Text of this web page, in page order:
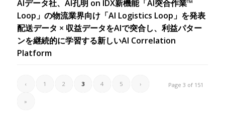
AIデータ社、AI孔明 on IDX新機能「AI突合作業™
Loop」の物流業界向け「AI Logistics Loop」を発表
配送データ × 収益データをAIで突合し、利益パター
ンを継続的に学習する新しいAI Correlation
Platform
Page 3 of 151
‹ 1 2 3 4 5 ›
»